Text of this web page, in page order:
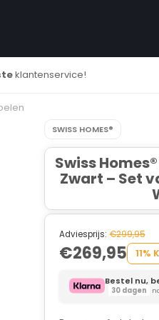
klantenservice!
SWISS HOMES®
Swiss
Zwart – Set
Adviesprijs: €299,95
€269,95 11%
Bestel nu,
30 dagen